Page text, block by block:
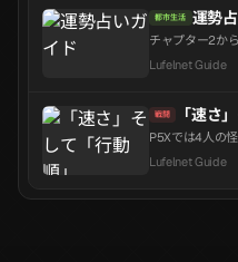
（Ailment
にすること...
都市生活 運勢
チャプター2か
するが、思った
トも存在するた
Lufelnet Guide
戦闘 「速さ
P5Xでは4人の
動順は戦闘開始
ターン内で戦闘
インナップに表
Lufelnet Guide